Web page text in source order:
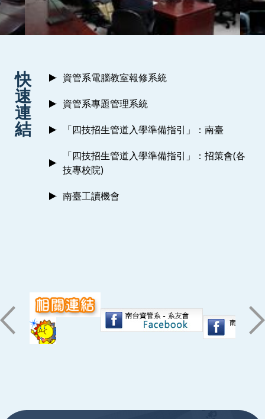
快
速
連
結
資管系電腦教室報修系統
資管系專題管理系統
「四技招生管道入學準備指引」：南臺
「四技招生管道入學準備指引」：招策會(各
技專校院)
南臺工讀機會